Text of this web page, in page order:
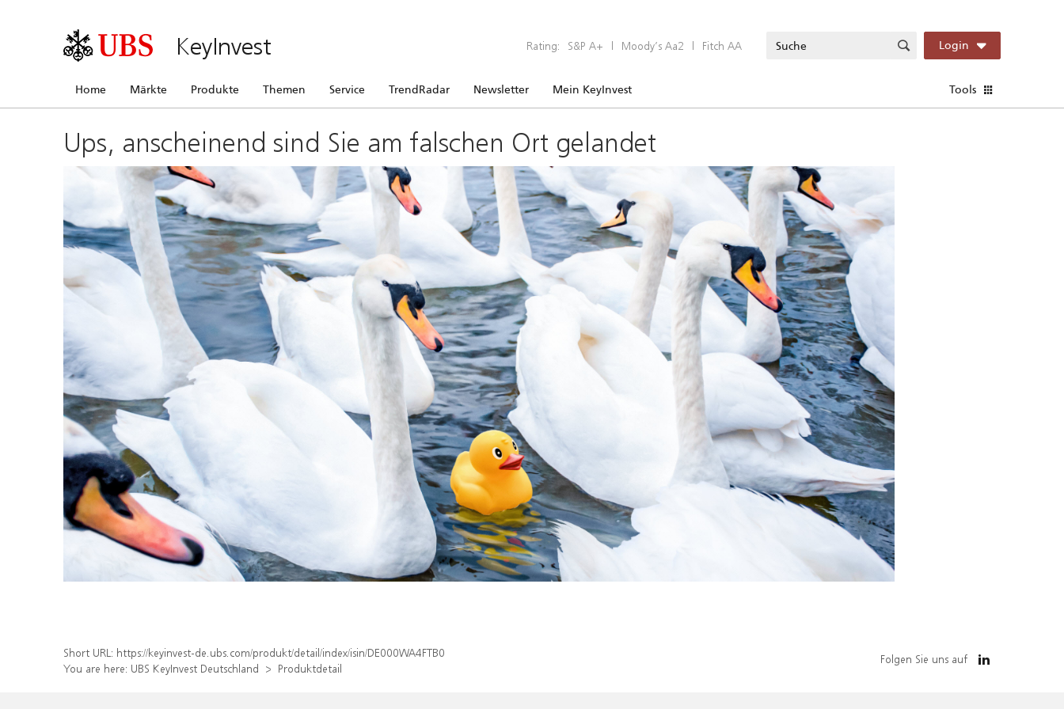
KeyInvest Rating: S&P A+ | Moody’s Aa2 | Fitch AA Login
Home Märkte Produkte Themen Service TrendRadar Newsletter Mein KeyInvest Tools
Ups, anscheinend sind Sie am falschen Ort gelandet
Short URL: https://keyinvest-de.ubs.com/produkt/detail/index/isin/DE000WA4FTB0
You are here: UBS KeyInvest Deutschland Produktdetail
Folgen Sie uns auf